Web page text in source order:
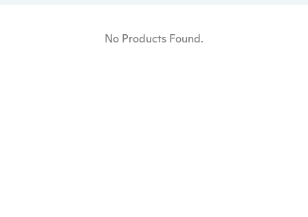
No Products Found.